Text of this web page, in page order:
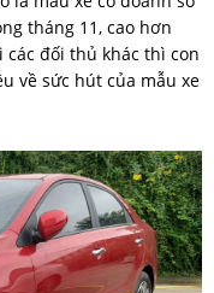
tháng 11, cao hơn
các đối thủ khác thì con
về sức hút của mẫu xe